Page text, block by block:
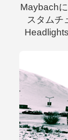
Maybach
スタムチ